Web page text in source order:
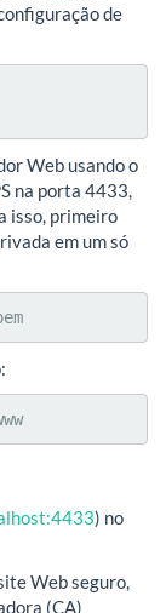
de
Web usando o
na porta 4433,
isso, primeiro
em um só
) no
Web seguro,
(CA)